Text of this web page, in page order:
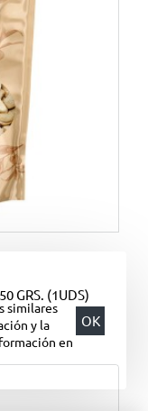
similares
y la
en
OK
GRS. (1UDS)